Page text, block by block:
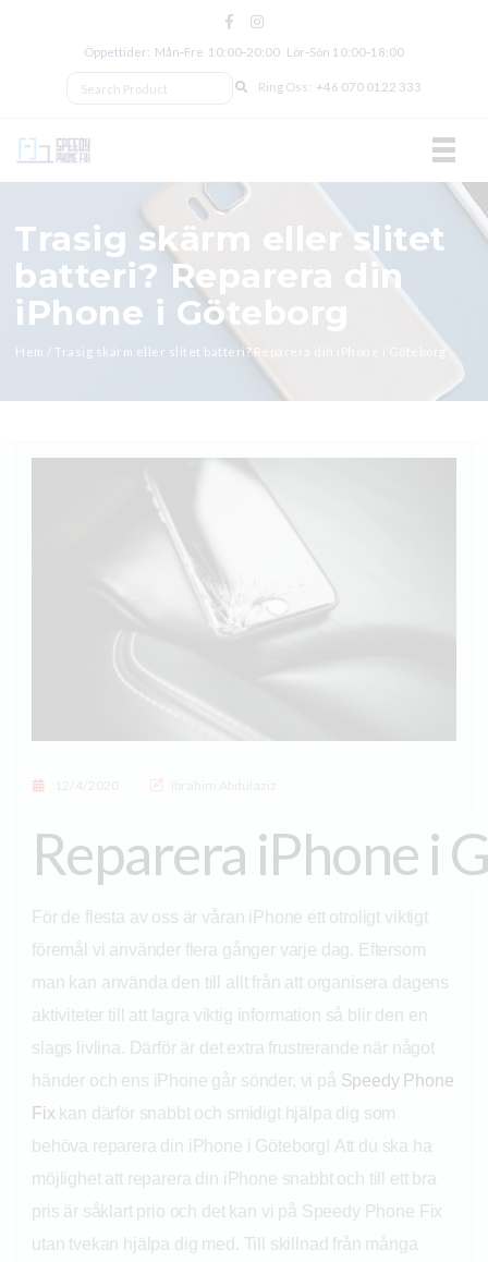
Öppettider: Mån‑Fre 10:00‑20:00 Lör‑Sön 10:00‑18:00
Ring Oss: +46 070 0122 333
Trasig skärm eller slitet
batteri? Reparera din
iPhone i Göteborg
Hem / Trasig skärm eller slitet batteri? Reparera din iPhone i Göteborg
Reparera iPhone i
För de flesta av oss är våran iPhone ett otroligt viktigt
föremål vi använder flera gånger varje dag. Eftersom
man kan använda den till allt från att organisera dagens
aktiviteter till att lagra viktig information så blir den en
slags livlina. Därför är det extra frustrerande när något
händer och ens iPhone går sönder, vi på Speedy Phone
Fix kan därför snabbt och smidigt hjälpa dig som
behöva reparera din iPhone i Göteborg! Att du ska ha
möjlighet att reparera din iPhone snabbt och till ett bra
pris är såklart prio och det kan vi på Speedy Phone Fix
utan tvekan hjälpa dig med. Till skillnad från många